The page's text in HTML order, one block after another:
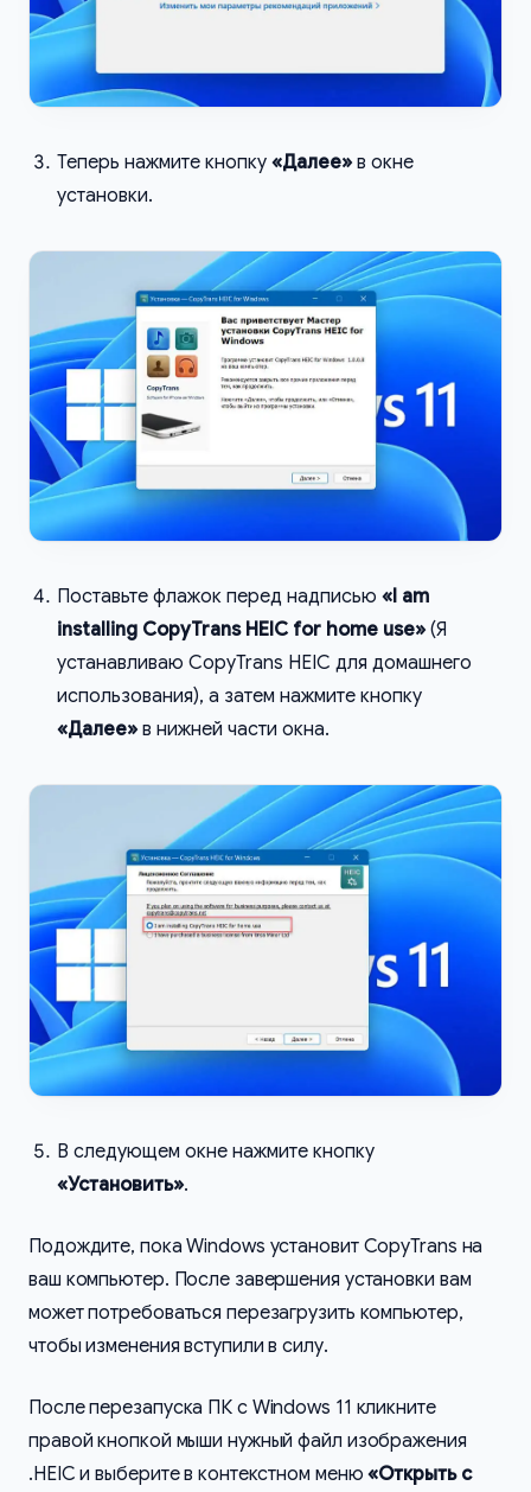
Теперь нажмите кнопку «Далее» в окне
установки.
Поставьте флажок перед надписью «I am
installing CopyTrans HEIC for home use» (Я
устанавливаю CopyTrans HEIC для домашнего
использования), а затем нажмите кнопку
«Далее» в нижней части окна.
В следующем окне нажмите кнопку
«Установить».
Подождите, пока Windows установит CopyTrans на
ваш компьютер. После завершения установки вам
может потребоваться перезагрузить компьютер,
чтобы изменения вступили в силу.
После перезапуска ПК с Windows 11 кликните
правой кнопкой мыши нужный файл изображения
.HEIC и выберите в контекстном меню«Открыть с